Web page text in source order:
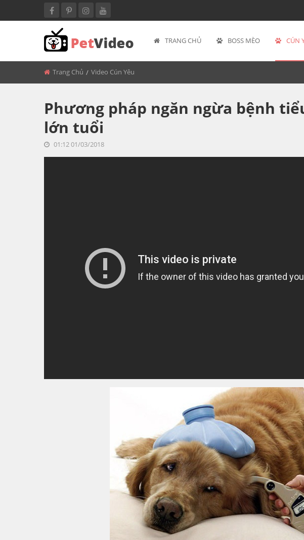
MÈO BÉO
TRANG CHỦ BOSS MÈO CÚN
Trang Chủ Video Cún Yêu
Phương pháp ngăn ngừa bệnh
lớn tuổi
01:12 01/03/2018